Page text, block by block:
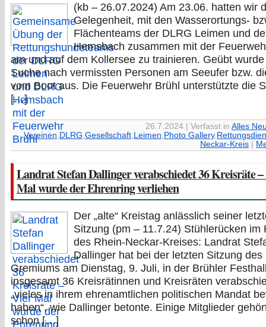
(kb – 26.07.2024) Am 23.06. hatten wir
Gelegenheit, mit den Wasserortungs-
Flächenteams der DLRG Leimen und
Hemsbach zusammen mit der
am und auf dem Kollersee zu trainieren. Geübt
Suche nach vermissten Personen am Seeufer bzw.
vom Boot aus. Die Feuerwehr Brühl unterstützte die
[…]
26.7.2024 | Verfasst in Alles
Vereinen, DLRG,Gesellschaft, Leimen, Photo Gallery,
Neckar-Kreis
Landrat Stefan Dallinger verabschiedet 36 Kreisräte
Mal wurde der Ehrenring verliehen
Der „alte“ Kreistag anlässlich seiner
Sitzung (pm – 11.7.24) Stühlerücken im
des Rhein-Neckar-Kreises: Landrat
Dallinger hat bei der letzten Sitzung des
Gremiums am Dienstag, 9. Juli, in der Brühler
insgesamt 36 Kreisrätinnen und Kreisräten
„vieles in ihrem ehrenamtlichen politischen Mandat
haben“, wie Dallinger betonte. Einige Mitglieder
schon […]